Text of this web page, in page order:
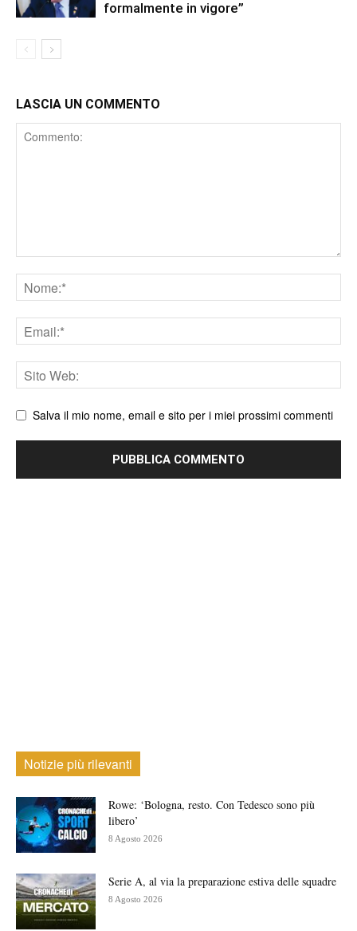
formalmente in vigore”
LASCIA UN COMMENTO
Comment
Nome
Email
Sito
web
Salva il mio nome, email e sito per i miei prossimi commenti
Notizie più rilevanti
Rowe: ‘Bologna, resto. Con Tedesco sono più
libero’
8 Agosto 2026
Serie A, al via la preparazione estiva delle squadre
8 Agosto 2026